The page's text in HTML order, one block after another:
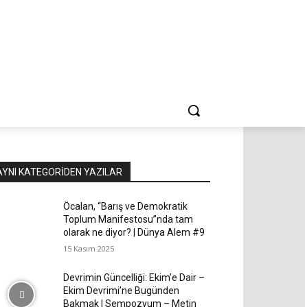
KATEGORIDEN YAZILAR
Öcalan, “Barış ve Demokratik
Toplum Manifestosu”nda tam
olarak ne diyor? | Dünya Alem #9
15 Kasım 2025
Devrimin Güncelliği: Ekim’e Dair –
Ekim Devrimi’ne Bugünden
Bakmak | Sempozyum – Metin